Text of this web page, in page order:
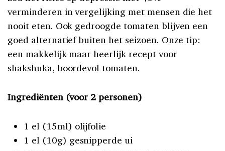
verminderen in vergelijking met mensen die het
nooit eten. Ook gedroogde tomaten blijven een
goed alternatief buiten het seizoen. Onze tip:
een makkelijk maar heerlijk recept voor
shakshuka, boordevol tomaten.
Ingrediënten (voor 2 personen)
1 el (15ml) olijfolie
1 el (10g) gesnipperde ui